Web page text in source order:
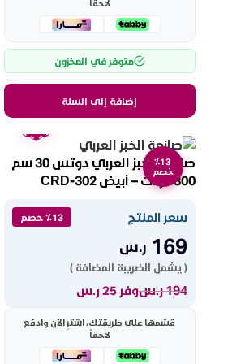
لاحقاً
متوفر في المخزون
إضافة إلى السلة
٪13
خصم
ضمان
صانعة الخبز العربي دوتس 30 سم
1800 وات – أبيض CRD-302
سعر المنتج ٪13 خصم
169 ر.س
( يشمل الضريبة المضافة )
194ر.سوفر 25 ر.س
قسّمها على طريقتك، اشترِ الآن وادفع
لاحقاً